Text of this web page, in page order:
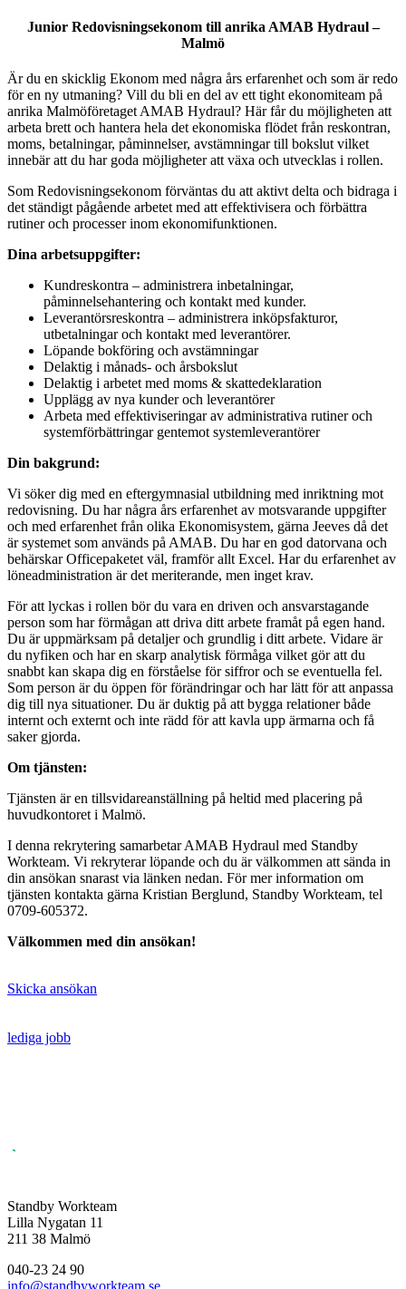
Junior Redovisningsekonom till anrika AMAB Hydraul –
Malmö
Är du en skicklig Ekonom med några års erfarenhet och som är redo
för en ny utmaning? Vill du bli en del av ett tight ekonomiteam på
anrika Malmöföretaget AMAB Hydraul? Här får du möjligheten att
arbeta brett och hantera hela det ekonomiska flödet från reskontran,
moms, betalningar, påminnelser, avstämningar till bokslut vilket
innebär att du har goda möjligheter att växa och utvecklas i rollen.
Som Redovisningsekonom förväntas du att aktivt delta och bidraga i
det ständigt pågående arbetet med att effektivisera och förbättra
rutiner och processer inom ekonomifunktionen.
Dina arbetsuppgifter:
Kundreskontra – administrera inbetalningar,
påminnelsehantering och kontakt med kunder.
Leverantörsreskontra – administrera inköpsfakturor,
utbetalningar och kontakt med leverantörer.
Löpande bokföring och avstämningar
Delaktig i månads- och årsbokslut
Delaktig i arbetet med moms & skattedeklaration
Upplägg av nya kunder och leverantörer
Arbeta med effektiviseringar av administrativa rutiner och
systemförbättringar gentemot systemleverantörer
Din bakgrund:
Vi söker dig med en eftergymnasial utbildning med inriktning mot
redovisning. Du har några års erfarenhet av motsvarande uppgifter
och med erfarenhet från olika Ekonomisystem, gärna Jeeves då det
är systemet som används på AMAB. Du har en god datorvana och
behärskar Officepaketet väl, framför allt Excel. Har du erfarenhet av
löneadministration är det meriterande, men inget krav.
För att lyckas i rollen bör du vara en driven och ansvarstagande
person som har förmågan att driva ditt arbete framåt på egen hand.
Du är uppmärksam på detaljer och grundlig i ditt arbete. Vidare är
du nyfiken och har en skarp analytisk förmåga vilket gör att du
snabbt kan skapa dig en förståelse för siffror och se eventuella fel.
Som person är du öppen för förändringar och har lätt för att anpassa
dig till nya situationer. Du är duktig på att bygga relationer både
internt och externt och inte rädd för att kavla upp ärmarna och få
saker gjorda.
Om tjänsten:
Tjänsten är en tillsvidareanställning på heltid med placering på
huvudkontoret i Malmö.
I denna rekrytering samarbetar AMAB Hydraul med Standby
Workteam. Vi rekryterar löpande och du är välkommen att sända in
din ansökan snarast via länken nedan. För mer information om
tjänsten kontakta gärna Kristian Berglund, Standby Workteam, tel
0709-605372.
Välkommen med din ansökan!
Skicka ansökan
lediga jobb
Standby Workteam
Lilla Nygatan 11
211 38 Malmö
040-23 24 90
info@standbyworkteam.se